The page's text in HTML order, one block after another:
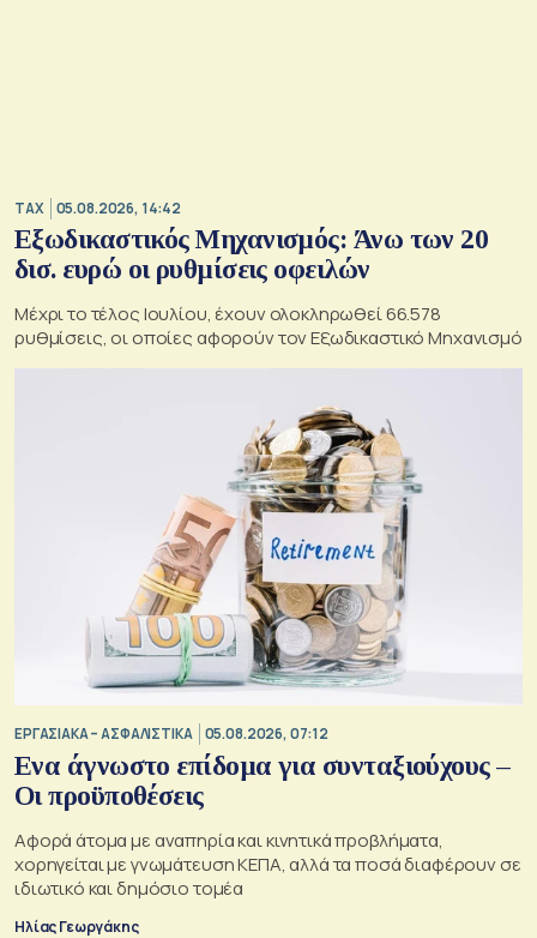
TAX 05.08.2026, 14:42
Εξωδικαστικός Μηχανισμός: Άνω των 20
δισ. ευρώ οι ρυθμίσεις οφειλών
Μέχρι το τέλος Ιουλίου, έχουν ολοκληρωθεί 66.578
ρυθμίσεις, οι οποίες αφορούν τον Εξωδικαστικό Μηχανισμό
ΕΡΓΑΣΙΑΚΑ – ΑΣΦΑΛΙΣΤΙΚΑ 05.08.2026, 07:12
Ενα άγνωστο επίδομα για συνταξιούχους –
Οι προϋποθέσεις
Αφορά άτομα με αναπηρία και κινητικά προβλήματα,
χορηγείται με γνωμάτευση ΚΕΠΑ, αλλά τα ποσά διαφέρουν σε
ιδιωτικό και δημόσιο τομέα
Ηλίας Γεωργάκης